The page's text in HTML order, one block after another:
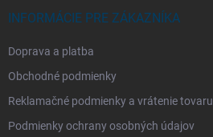
INFORMÁCIE PRE ZÁKAZNÍKA
Doprava a platba
Obchodné podmienky
Reklamačné podmienky a vrátenie tovaru
Podmienky ochrany osobných údajov